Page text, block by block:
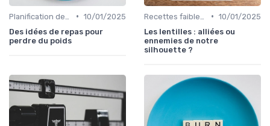
• 10/01/2025
Des idées de repas pour
perdre du poids
• 10/01/2025
Les lentilles : alliées ou
ennemies de notre
silhouette ?